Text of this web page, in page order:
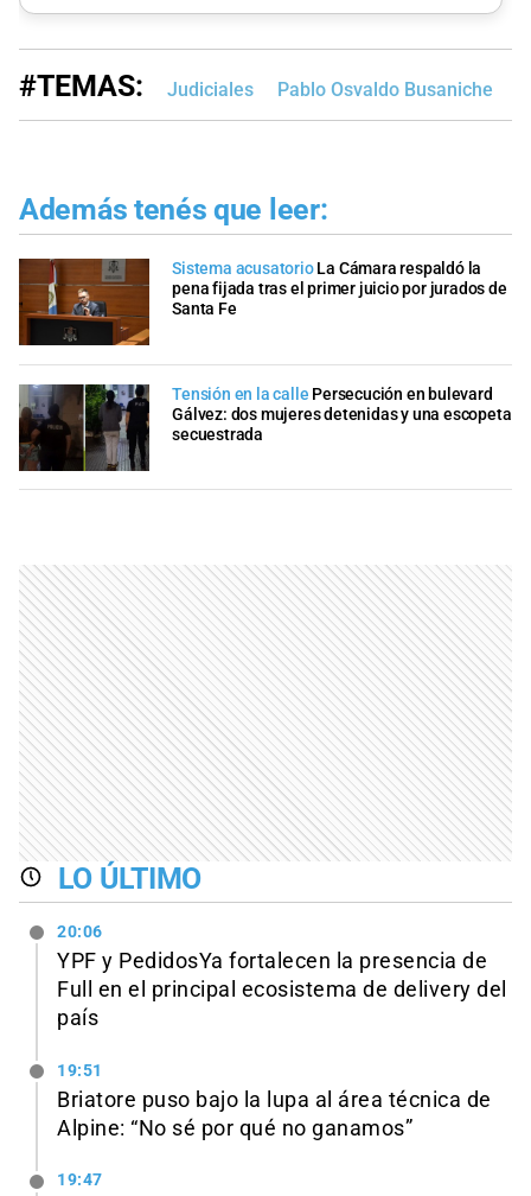
#TEMAS: Judiciales Pablo Osvaldo Busaniche
Además tenés que leer:
Sistema acusatorio La Cámara respaldó la
pena fijada tras el primer juicio por jurados de
Santa Fe
Tensión en la calle Persecución en bulevard
Gálvez: dos mujeres detenidas y una escopeta
secuestrada
LO ÚLTIMO
20:06
YPF y PedidosYa fortalecen la presencia de
Full en el principal ecosistema de delivery del
país
19:51
Briatore puso bajo la lupa al área técnica de
Alpine: “No sé por qué no ganamos”
19:47